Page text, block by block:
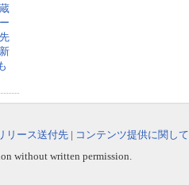
リース送付先 | コンテンツ提供に関して
without written permission.